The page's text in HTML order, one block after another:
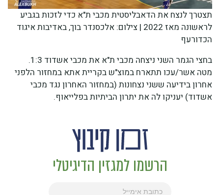
תצטרך לנצח את הדאבליסטית מכבי ת"א כדי לזכות בגביע
לראשונה מאז 2022 | צילום: אלכסנדר בוך, באדיבות איגוד
הכדורעף
בחצי הגמר השני ניצחה מכבי ת"א את מכבי אשדוד 1:3.
מטה אשר/עכו תתארח במוצ"ש בקריית אתא במחזור הלפני
אחרון בידיעה ששני נצחונות (במחזור האחרון נגד מכבי
אשדוד) יעניקו לה את יתרון הביתיות בפלייאוף.
הרשמו למגזין הדיגיטלי